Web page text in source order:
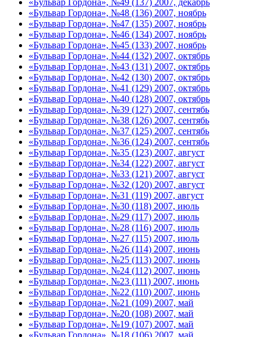
«Бульвар Гордона», №48 (136) 2007, ноябрь
«Бульвар Гордона», №47 (135) 2007, ноябрь
«Бульвар Гордона», №46 (134) 2007, ноябрь
«Бульвар Гордона», №45 (133) 2007, ноябрь
«Бульвар Гордона», №44 (132) 2007, октябрь
«Бульвар Гордона», №43 (131) 2007, октябрь
«Бульвар Гордона», №42 (130) 2007, октябрь
«Бульвар Гордона», №41 (129) 2007, октябрь
«Бульвар Гордона», №40 (128) 2007, октябрь
«Бульвар Гордона», №39 (127) 2007, сентябь
«Бульвар Гордона», №38 (126) 2007, сентябь
«Бульвар Гордона», №37 (125) 2007, сентябь
«Бульвар Гордона», №36 (124) 2007, сентябь
«Бульвар Гордона», №35 (123) 2007, август
«Бульвар Гордона», №34 (122) 2007, август
«Бульвар Гордона», №33 (121) 2007, август
«Бульвар Гордона», №32 (120) 2007, август
«Бульвар Гордона», №31 (119) 2007, август
«Бульвар Гордона», №30 (118) 2007, июль
«Бульвар Гордона», №29 (117) 2007, июль
«Бульвар Гордона», №28 (116) 2007, июль
«Бульвар Гордона», №27 (115) 2007, июль
«Бульвар Гордона», №26 (114) 2007, июнь
«Бульвар Гордона», №25 (113) 2007, июнь
«Бульвар Гордона», №24 (112) 2007, июнь
«Бульвар Гордона», №23 (111) 2007, июнь
«Бульвар Гордона», №22 (110) 2007, июнь
«Бульвар Гордона», №21 (109) 2007, май
«Бульвар Гордона», №20 (108) 2007, май
«Бульвар Гордона», №19 (107) 2007, май
«Бульвар Гордона», №18 (106) 2007, май